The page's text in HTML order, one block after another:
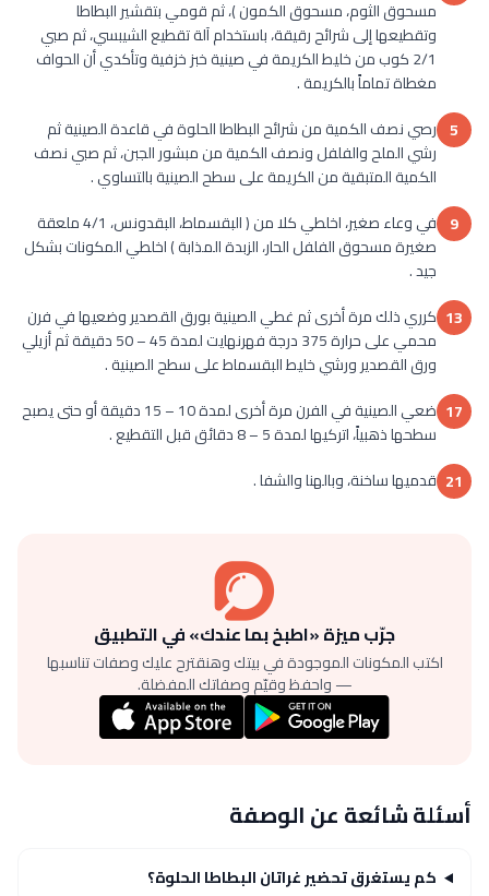
مسحوق الثوم، مسحوق الكمون )، ثم قومي بتقشير البطاطا
وتقطيعها إلى شرائح رقيقة، باستخدام آلة تقطيع الشيبسي، ثم صبي
2/1 كوب من خليط الكريمة في صينية خبز خزفية وتأكدي أن الحواف
مغطاة تماماً بالكريمة .
5 رصي نصف الكمية من شرائح البطاطا الحلوة في قاعدة الصينية ثم
رشي الملح والفلفل ونصف الكمية من مبشور الجبن، ثم صبي نصف
الكمية المتبقية من الكريمة على سطح الصينية بالتساوي .
9
في وعاء صغير، اخلطي كلا من ( البقسماط، البقدونس، 4/1 ملعقة
صغيرة مسحوق الفلفل الحار، الزبدة المذابة ) اخلطي المكونات بشكل
جيد .
13 كرري ذلك مرة أخرى ثم غطي الصينية بورق القصدير وضعيها في فرن
محمي على حرارة 375 درجة فهرنهايت لمدة 45 – 50 دقيقة ثم أزيلي
ورق القصدير ورشي خليط البقسماط على سطح الصينية .
17
ضعي الصينية في الفرن مرة أخرى لمدة 10 – 15 دقيقة أو حتى يصبح
سطحها ذهبياً، اتركيها لمدة 5 – 8 دقائق قبل التقطيع .
21 قدميها ساخنة، وبالهنا والشفا .
جرّب ميزة «اطبخ بما عندك» في التطبيق
اكتب المكونات الموجودة في بيتك وهنقترح عليك وصفات تناسبها
— واحفظ وقيّم وصفاتك المفضلة.
أسئلة شائعة عن الوصفة
كم يستغرق تحضير غراتان البطاطا الحلوة؟